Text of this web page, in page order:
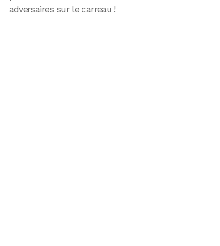
adversaires sur le carreau !